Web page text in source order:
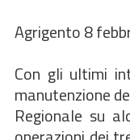
Agrigento 8
Con gli ultimi
manutenzione
Regionale su